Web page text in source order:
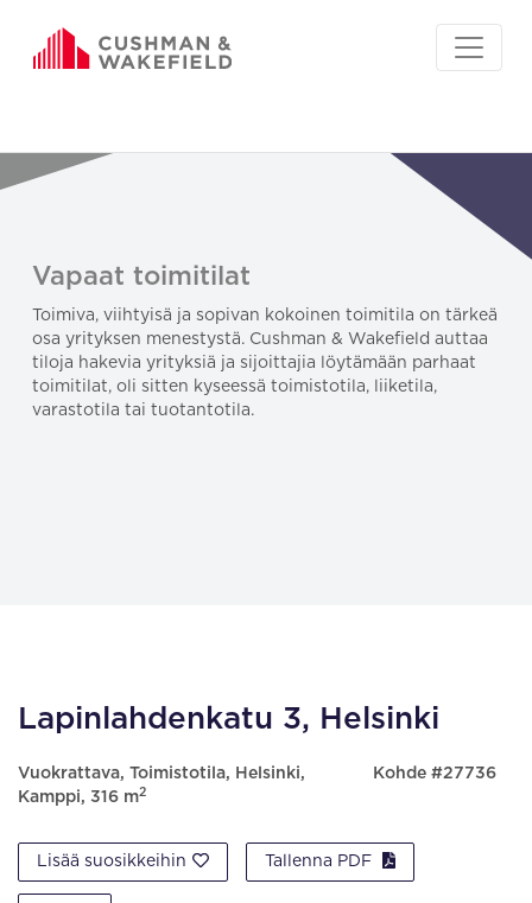
Vapaat toimitilat
Toimiva, viihtyisä ja sopivan kokoinen toimitila on tärkeä
osa yrityksen menestystä. Cushman & Wakefield auttaa
tiloja hakevia yrityksiä ja sijoittajia löytämään parhaat
toimitilat, oli sitten kyseessä toimistotila, liiketila,
varastotila tai tuotantotila.
Lapinlahdenkatu 3, Helsinki
Vuokrattava, Toimistotila, Helsinki,
Kamppi, 316 m2
Kohde #27736
Lisää suosikkeihin Tallenna PDF